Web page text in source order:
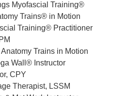
Myofascial Training®
Trains® in Motion
Training® Practitioner
Trains in Motion
Wall® Instructor
CPY
Therapist, LSSM